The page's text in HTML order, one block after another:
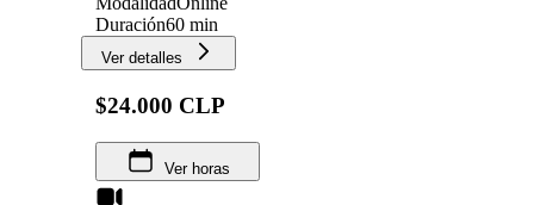
Duración60 min
Ver detalles
$24.000 CLP
Ver horas